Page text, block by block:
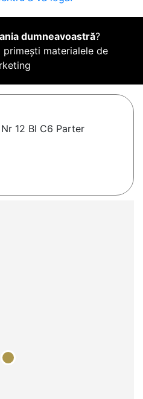
dumneavoastră?
primești materialele de
12 Bl C6 Parter